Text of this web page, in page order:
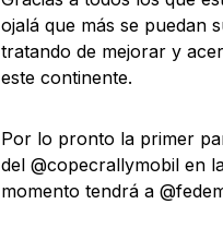
ojalá que más se puedan
tratando de mejorar y
este continente.
Por lo pronto la primer
del @copecrallymobil en
momento tendrá a